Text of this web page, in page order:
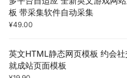
板 带采集软件自动采集
¥49.00
英文HTML静态网页模板 约会
就成站页面模板